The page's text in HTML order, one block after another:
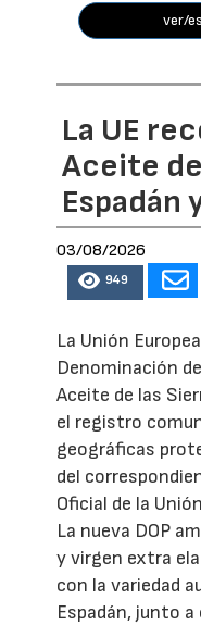
ver/
La UE
Aceite
Espadán
03/08/2026
949
La Unión
Denominación
Aceite de las
el registro
geográficas
del
Oficial de la
La nueva DOP
y virgen extra
con la variedad
Espadán, junto